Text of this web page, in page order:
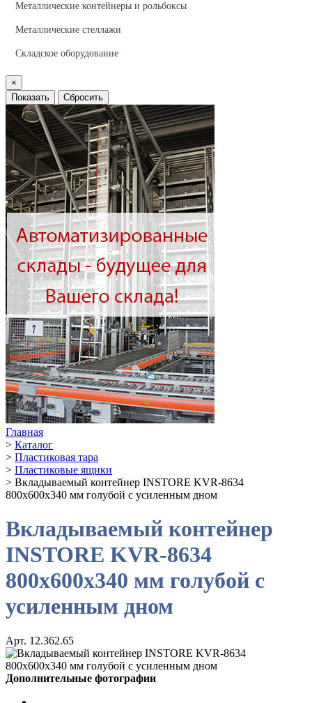
Металлические контейнеры и рольбоксы
Металлические стеллажи
Складское оборудование
×
Показать
Сбросить
Главная
> Каталог
> Пластиковая тара
> Пластиковые ящики
> Вкладываемый контейнер INSTORE KVR-8634
800x600x340 мм голубой с усиленным дном
Вкладываемый контейнер
INSTORE KVR-8634
800x600x340 мм голубой с
усиленным дном
Арт. 12.362.65
Дополнительные фотографии